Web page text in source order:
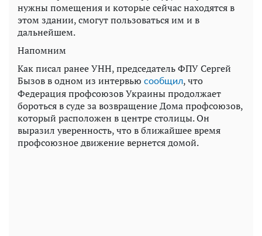
нужны помещения и которые сейчас находятся в
этом здании, смогут пользоваться им и в
дальнейшем.
Напомним
Как писал ранее УНН, председатель ФПУ Сергей
Бызов в одном из интервью сообщил, что
Федерация профсоюзов Украины продолжает
бороться в суде за возвращение Дома профсоюзов,
который расположен в центре столицы. Он
выразил уверенность, что в ближайшее время
профсоюзное движение вернется домой.